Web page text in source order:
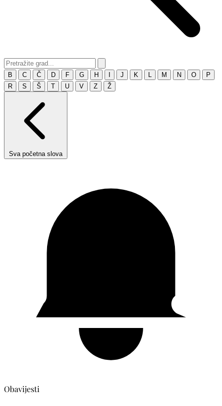
B C Č D F G H J K M N O
P
R
S Š T U V Z Ž
Sva početna slova
Obavijesti